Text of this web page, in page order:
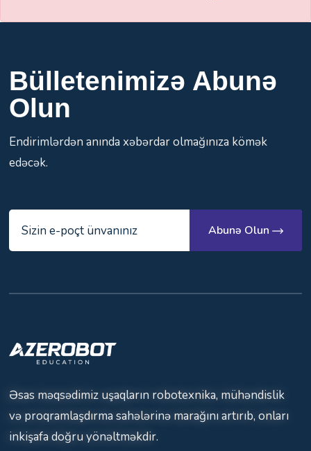
Bülletenimizə Abunə
Olun
Endirimlərdən anında xəbərdar olmağınıza kömək
edəcək.
Abunə Olun
Əsas məqsədimiz uşaqların robotexnika, mühəndislik
və proqramlaşdırma sahələrinə marağını artırıb, onları
inkişafa doğru yönəltməkdir.